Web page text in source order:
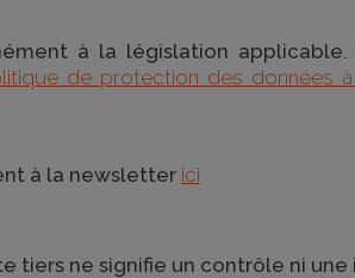
à la législation applicable.
de protection des données
à la newsletter ici
tiers ne signifie un contrôle ni